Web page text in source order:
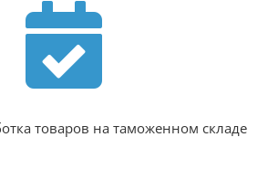

товаров на таможенном складе